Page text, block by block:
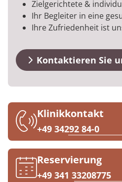
Downloads
Anreise
FAQs
Kosten & Kostenträger
Zuzahlung & Befreiung
Checkliste zum Start
Kinder-und
Gastroenterologie
Gynäkologie
HTS & Cochlea
Long Covid
Onkologie
Prävention
Nachsorge
Qualität & Expertise
Energiepolitik
Publikationsdatenbank
Ihr Weg zu MEDIAN
Kosten & Kostenträger
Zuzahlung & Befreiung
Reha FAQ
Zuweiser
Über MEDIAN
Kooperationen
Presse
Zielgerichtete &
Ihr Begleiter in eine
Ihre Zufriedenheit ist
Kontaktieren Sie
Klinikkontakt
+49 34292 84-0
Reservierung
+49 341 33208775